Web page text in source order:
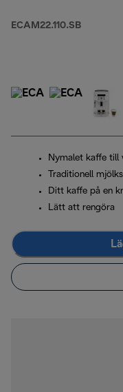
ECAM22.110.SB
Nymalet kaffe till
Traditionell
Ditt kaffe på en
Lätt att rengöra